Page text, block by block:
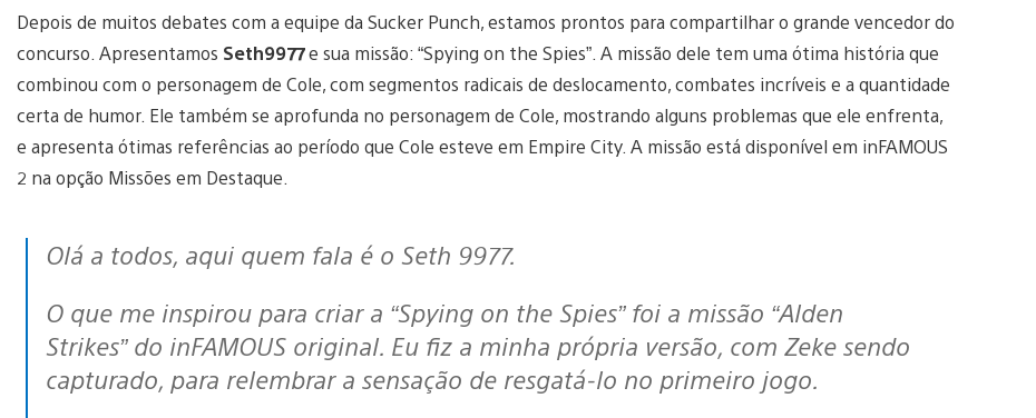
Depois de muitos debates com a equipe da Sucker Punch, estamos prontos para compartilhar o grande vencedor do
concurso. Apresentamos Seth9977e sua missão: “Spying on the Spies”. A missão dele tem uma ótima história que
combinou com o personagem de Cole, com segmentos radicais de deslocamento, combates incríveis e a quantidade
certa de humor. Ele também se aprofunda no personagem de Cole, mostrando alguns problemas que ele enfrenta,
e apresenta ótimas referências ao período que Cole esteve em Empire City. A missão está disponível em inFAMOUS
2 na opção Missões em Destaque.
Olá a todos, aqui quem fala é o Seth 9977.
O que me inspirou para criar a “Spying on the Spies” foi a missão “Alden
Strikes” do inFAMOUS original. Eu fiz a minha própria versão, com Zeke sendo
capturado, para relembrar a sensação de resgatá-lo no primeiro jogo.